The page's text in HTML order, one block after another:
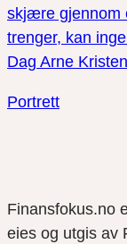
skjære gjennom
trenger, kan
Dag Arne
Portrett
Finansfokus.no
eies og utgis av